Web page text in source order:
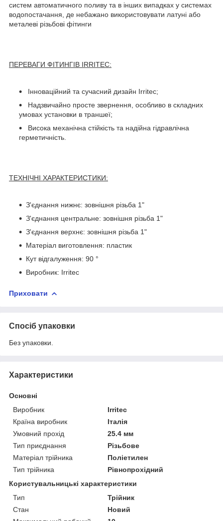
систем автоматичного поливу та в інших випадках у системах
водопостачання, де небажано використовувати латуні або
металеві різьбові фітинги
ПЕРЕВАГИ ФІТИНГІВ IRRITEC:
Інноваційний та сучасний дизайн Irritec;
Надзвичайно просте звернення, особливо в складних
умовах установки в траншеї;
Висока механічна стійкість та надійна гідравлічна
герметичність.
ТЕХНІЧНІ ХАРАКТЕРИСТИКИ:
З'єднання нижнє: зовнішня різьба 1"
З'єднання центральне: зовнішня різьба 1"
З'єднання верхнє: зовнішня різьба 1"
Матеріал виготовлення: пластик
Кут відгалуження: 90 °
Виробник: Irritec
Приховати
Спосіб упаковки
Без упаковки.
Характеристики
Основні
Виробник
Irritec
Країна виробник
Італія
Умовний прохід
25.4 мм
Тип приєднання
Різьбове
Матеріал трійника
Поліетилен
Тип трійника
Рівнопрохідний
Користувальницькі характеристики
Тип
Трійник
Стан
Новий